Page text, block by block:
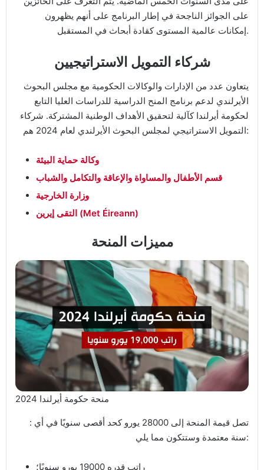
على الجوائز الناجحة في إطار البرنامج على أنهم يظهرون
إمكانات عالمية المستوى كقادة أبحاث في المستقبل.
شركاء التمويل الاستراتيجيين
يتعاون عدد من الإدارات والوكالات الحكومية مع مجلس البحوث
الأيرلندي لدعم برنامج المنح الدراسية للدراسات العليا التابع
لحكومة أيرلندا كآلية لتحقيق الأهداف الوطنية المشتركة. شركاء
التمويل الاستراتيجي لمجلس البحوث الأيرلندي لعام 2024 هم:
وكالة حماية البيئة
قسم الأطفال والمساواة والإعاقة والتكامل والشباب
وزارة الخارجية
التقى إيرين (Met Éireann)
مميزات المنحة
منحة حكومة أيرلندا 2024
: تصل قيمة المنحة إلى 28000 يورو كحد أقصى سنويًا في أي
سنة معتمدة وستتكون مما يلي:
راتب قدره 19000 يورو سنويًا؛